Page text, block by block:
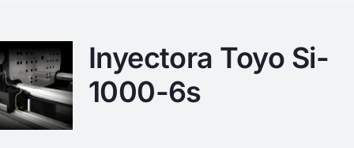
Inyectora Toyo Si-
1000-6s